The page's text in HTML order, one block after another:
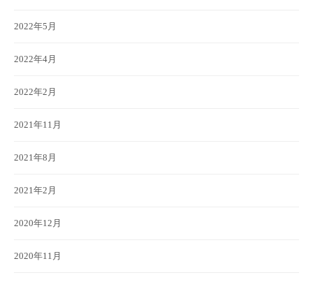
2022年5月
2022年4月
2022年2月
2021年11月
2021年8月
2021年2月
2020年12月
2020年11月